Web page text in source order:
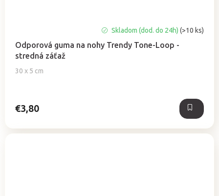
Odporová guma na nohy Trendy Tone-Loop -
stredná záťaž
30 x 5 cm
Skladom (dod. do 24h) (>10 ks)
€3,80